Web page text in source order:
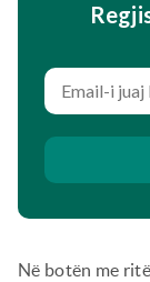
Në botën me